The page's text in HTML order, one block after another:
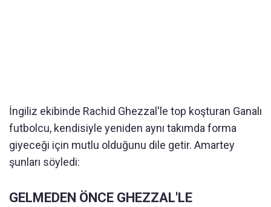
İngiliz ekibinde Rachid Ghezzal'le top koşturan Ganalı
futbolcu, kendisiyle yeniden aynı takımda forma
giyeceği için mutlu olduğunu dile getir. Amartey
şunları söyledi:
GELMEDEN ÖNCE GHEZZAL'LE